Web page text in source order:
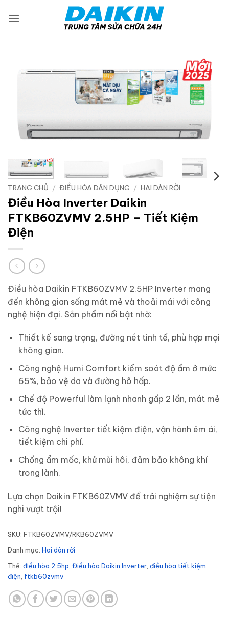
qua
TRANG CHỦ / ĐIỀU HÒA DÂN DỤNG / HAI DÀN RỜI
Điều Hòa Inverter Daikin
FTKB60ZVMV 2.5HP – Tiết Kiệm
Điện
Điều hòa Daikin FTKB60ZVMV 2.5HP Inverter mang
đến không gian sống mát mẻ và thoải mái với công
nghệ hiện đại. Sản phẩm nổi bật nhờ:
Thiết kế sang trọng, đường nét tinh tế, phù hợp mọi
không gian.
Công nghệ Humi Comfort kiểm soát độ ẩm ở mức
65%, bảo vệ da và đường hô hấp.
Chế độ Powerful làm lạnh nhanh gấp 2 lần, mát mẻ
tức thì.
Công nghệ Inverter tiết kiệm điện, vận hành êm ái,
tiết kiệm chi phí.
Chống ẩm mốc, khử mùi hôi, đảm bảo không khí
trong lành.
Lựa chọn Daikin FTKB60ZVMV để trải nghiệm sự tiện
nghi vượt trội!
SKU: FTKB60ZVMV/RKB60ZVMV
Danh mục: Hai dàn rời
Thẻ: điều hòa 2.5hp, Điều hòa Daikin Inverter, điều hòa tiết kiệm
điện, ftkb60zvmv